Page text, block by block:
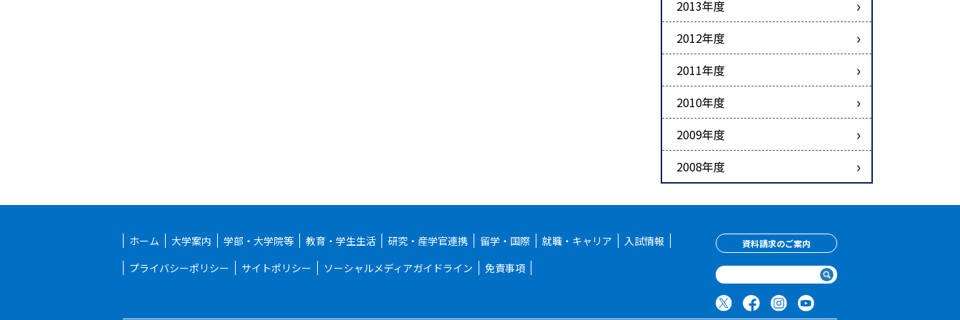
2013年度
2012年度
2011年度
2010年度
2009年度
2008年度
ホーム 大学案内 学部・大学院等 教育・学生生活 研究・産学官連携 留学・国際 就職・キャリア
入試情報
プライバシーポリシー
サイトポリシー ソーシャルメディアガイドライン 免責事項
資料請求のご案内